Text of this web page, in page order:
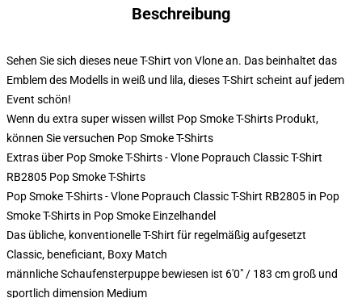
Beschreibung
Sehen Sie sich dieses neue T-Shirt von Vlone an. Das beinhaltet das
Emblem des Modells in weiß und lila, dieses T-Shirt scheint auf jedem
Event schön!
Wenn du extra super wissen willst Pop Smoke T-Shirts Produkt,
können Sie versuchen Pop Smoke T-Shirts
Extras über Pop Smoke T-Shirts - Vlone Poprauch Classic T-Shirt
RB2805 Pop Smoke T-Shirts
Pop Smoke T-Shirts - Vlone Poprauch Classic T-Shirt RB2805 in Pop
Smoke T-Shirts in Pop Smoke Einzelhandel
Das übliche, konventionelle T-Shirt für regelmäßig aufgesetzt
Classic, beneficiant, Boxy Match
männliche Schaufensterpuppe bewiesen ist 6'0" / 183 cm groß und
sportlich dimension Medium